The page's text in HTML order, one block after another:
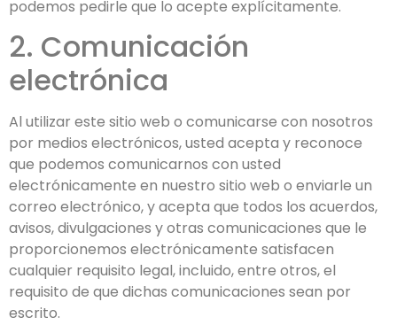
podemos pedirle que lo acepte explícitamente.
2. Comunicación
electrónica
Al utilizar este sitio web o comunicarse con nosotros
por medios electrónicos, usted acepta y reconoce
que podemos comunicarnos con usted
electrónicamente en nuestro sitio web o enviarle un
correo electrónico, y acepta que todos los acuerdos,
avisos, divulgaciones y otras comunicaciones que le
proporcionemos electrónicamente satisfacen
cualquier requisito legal, incluido, entre otros, el
requisito de que dichas comunicaciones sean por
escrito.